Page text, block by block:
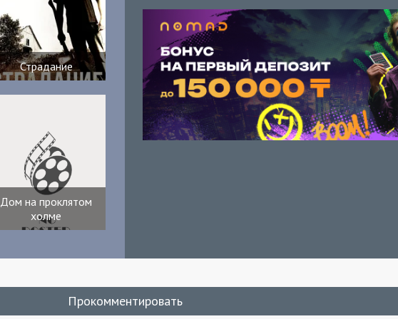
Страдание
Дом на проклятом
холме
Прокомментировать